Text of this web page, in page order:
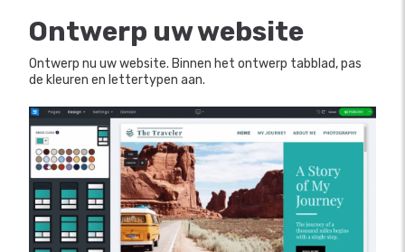
Ontwerp uw website
Ontwerp nu uw website. Binnen het ontwerp tabblad, pas
de kleuren en lettertypen aan.